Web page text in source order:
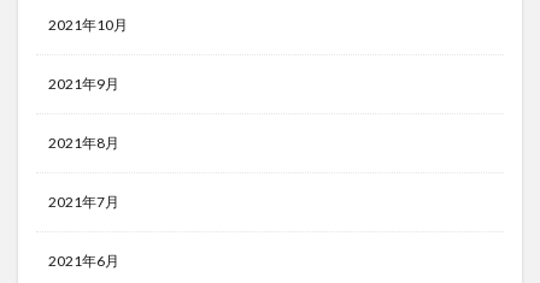
2021年10月
2021年9月
2021年8月
2021年7月
2021年6月